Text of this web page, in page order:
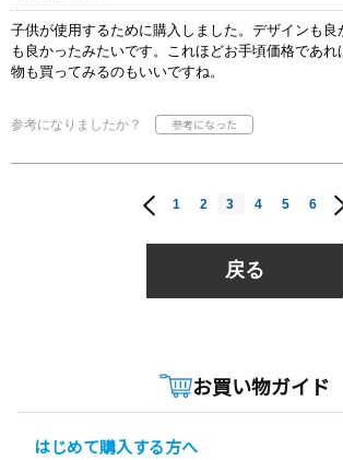
子供が使用するために購入しました。デザインも良
も良かったみたいです。これほどお手頃価格であれ
物も買ってみるのもいいですね。
参考になりましたか？
1 2 3 4 5 6
戻る
お買い物ガイド
はじめて購入する方へ